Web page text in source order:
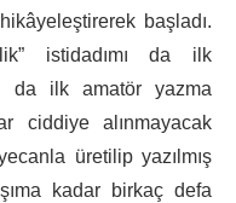
başladı.
istidadımı da ilk
da ilk amatör yazma
ciddiye alınmayacak
üretilip yazılmış
kadar birkaç defa